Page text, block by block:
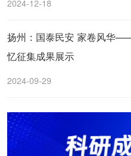
2024-12-18
扬州：国泰民安 家卷风华
忆征集成果展示
2024-09-29